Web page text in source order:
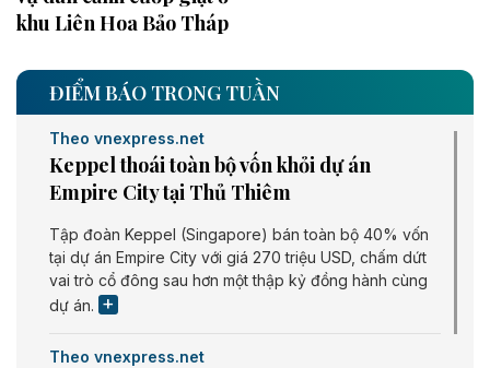
khu Liên Hoa Bảo Tháp
ĐIỂM BÁO TRONG TUẦN
Theo vnexpress.net
Keppel thoái toàn bộ vốn khỏi dự án
Empire City tại Thủ Thiêm
Tập đoàn Keppel (Singapore) bán toàn bộ 40% vốn
tại dự án Empire City với giá 270 triệu USD, chấm dứt
vai trò cổ đông sau hơn một thập kỷ đồng hành cùng
dự án.
Theo vnexpress.net